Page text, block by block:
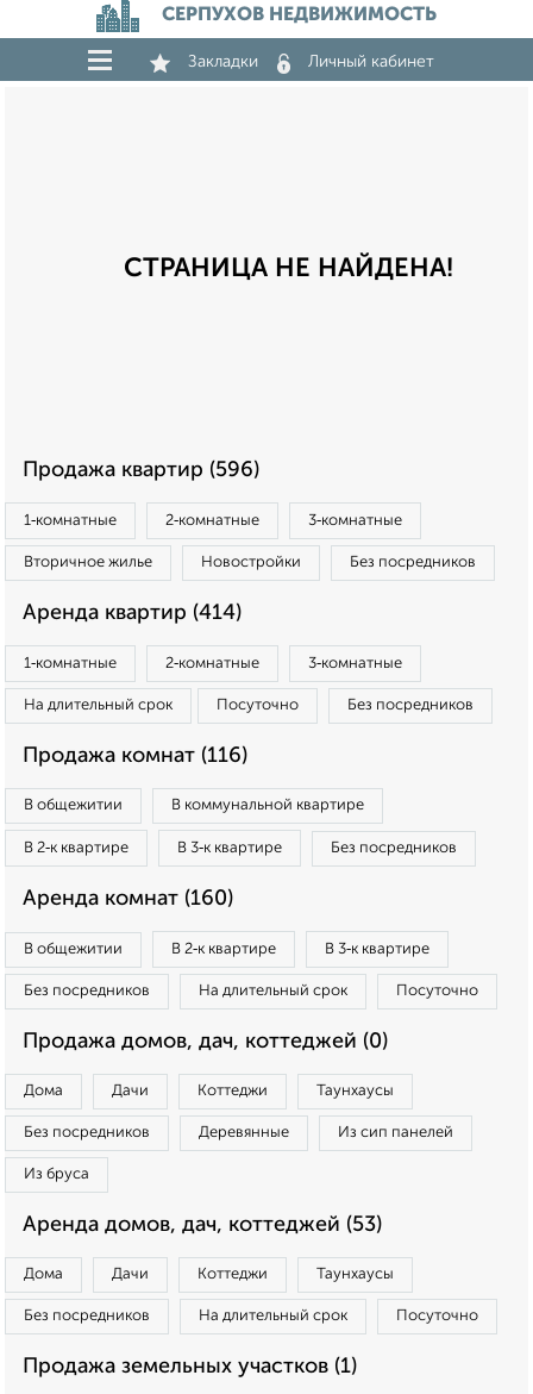
СЕРПУХОВ НЕДВИЖИМОСТЬ
Закладки Личный кабинет
СТРАНИЦА НЕ НАЙДЕНА!
Продажа квартир (596)
1‑комнатные 2‑комнатные 3‑комнатные
Вторичное жилье Новостройки Без посредников
Аренда квартир (414)
1‑комнатные 2‑комнатные 3‑комнатные
На длительный срок Посуточно Без посредников
Продажа комнат (116)
В общежитии В коммунальной квартире
В 2‑к квартире В 3‑к квартире Без посредников
Аренда комнат (160)
В общежитии В 2‑к квартире В 3‑к квартире
Без посредников На длительный срок Посуточно
Продажа домов, дач, коттеджей (0)
Дома Дачи Коттеджи Таунхаусы
Без посредников Деревянные Из сип панелей
Из бруса
Аренда домов, дач, коттеджей (53)
Дома Дачи Коттеджи Таунхаусы
Без посредников На длительный срок Посуточно
Продажа земельных участков (1)